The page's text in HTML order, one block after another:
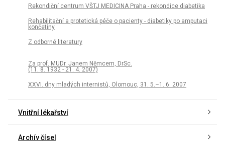
Rekondiční centrum VŠTJ MEDICINA Praha - rekondice diabetika
Rehabilitační a protetická péče o pacienty - diabetiky po amputaci
končetiny
Z odborné literatury
Za prof. MUDr. Janem Němcem, DrSc.
(11. 8. 1932 - 21. 4. 2007)
XXVI. dny mladých internistů, Olomouc, 31. 5.–1. 6. 2007
Vnitřní lékařství
Archív čísel